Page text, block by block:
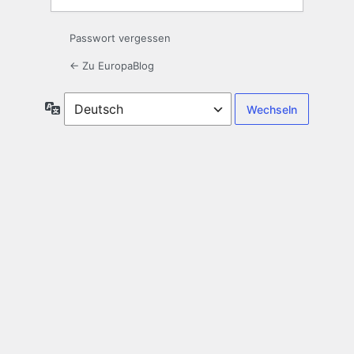
Passwort vergessen
← Zu EuropaBlog
Sprache